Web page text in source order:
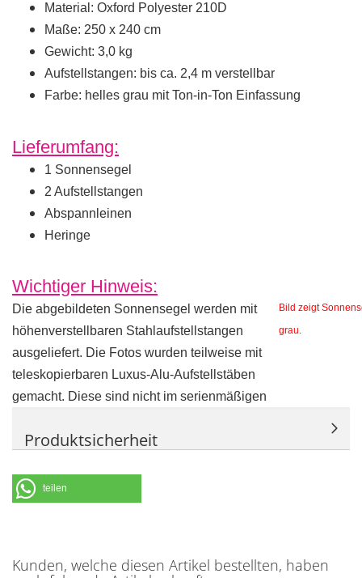
Material: Oxford Polyester 210D
Maße: 250 x 240 cm
Gewicht: 3,0 kg
Aufstellstangen: bis ca. 2,4 m verstellbar
Farbe: helles grau mit Ton-in-Ton Einfassung
Lieferumfang:
1 Sonnensegel
2 Aufstellstangen
Abspannleinen
Heringe
Wichtiger Hinweis:
Die abgebildeten Sonnensegel werden mit
höhenverstellbaren Stahlaufstellstangen
ausgeliefert. Die Fotos wurden teilweise mit
teleskopierbaren Luxus-Alu-Aufstellstäben
gemacht. Diese sind nicht im serienmäßigen
Bild zeigt
grau.
Produktsicherheit
teilen
Kunden, welche diesen Artikel bestellten, haben